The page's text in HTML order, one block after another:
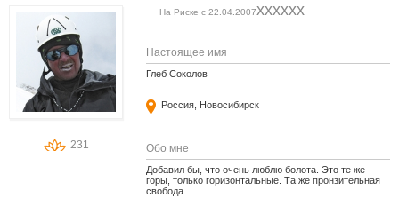
231
xxxxxx
На Риске с 22.04.2007
Настоящее имя
Глеб Соколов
Россия, Новосибирск
Обо мне
Добавил бы, что очень люблю болота. Это те же
горы, только горизонтальные. Та же пронзительная
свобода...